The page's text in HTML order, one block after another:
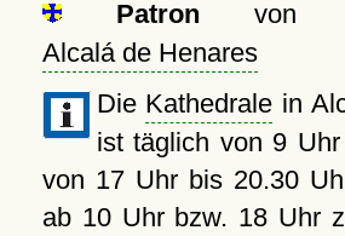
Patron von
Alcalá de Henares
Die Kathedrale in
ist täglich von 9
von 17 Uhr bis 20.30
ab 10 Uhr bzw. 18 Uhr